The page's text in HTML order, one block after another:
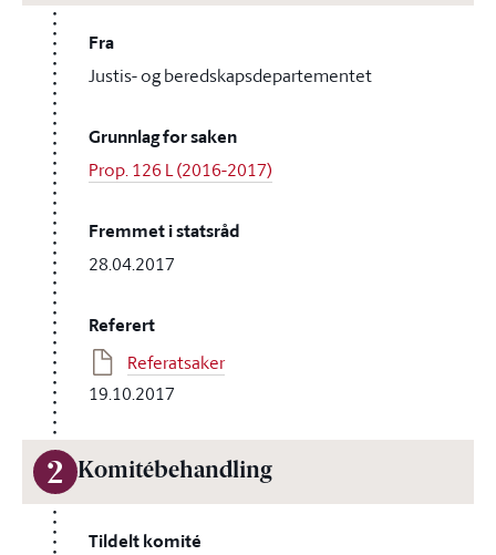
Fra
Justis- og beredskapsdepartementet
Grunnlag for saken
Prop. 126 L (2016-2017)
Fremmet i statsråd
28.04.2017
Referert
Referatsaker
19.10.2017
2 Komitébehandling
Tildelt komité